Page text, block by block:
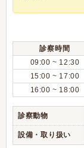
診察時間
09:00 ~ 12:30
15:00 ~ 17:00
16:00 ~ 18:00
診察動物
設備・取り扱い